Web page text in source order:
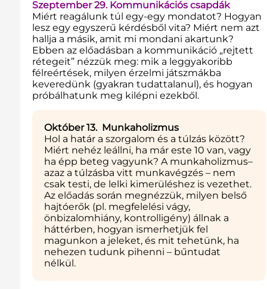
Szeptember 29. Kommunikációs csapdák
Miért reagálunk túl egy-egy mondatot? Hogyan
lesz egy egyszerű kérdésből vita? Miért nem azt
hallja a másik, amit mi mondani akartunk?
Ebben az előadásban a kommunikáció „rejtett
rétegeit” nézzük meg: mik a leggyakoribb
félreértések, milyen érzelmi játszmákba
keveredünk (gyakran tudattalanul), és hogyan
próbálhatunk meg kilépni ezekből.
Október 13. Munkaholizmus
Hol a határ a szorgalom és a túlzás között?
Miért nehéz leállni, ha már este 10 van, vagy
ha épp beteg vagyunk? A munkaholizmus–
azaz a túlzásba vitt munkavégzés – nem
csak testi, de lelki kimerüléshez is vezethet.
Az előadás során megnézzük, milyen belső
hajtóerők (pl. megfelelési vágy,
önbizalomhiány, kontrolligény) állnak a
háttérben, hogyan ismerhetjük fel
magunkon a jeleket, és mit tehetünk, ha
nehezen tudunk pihenni – bűntudat
nélkül.